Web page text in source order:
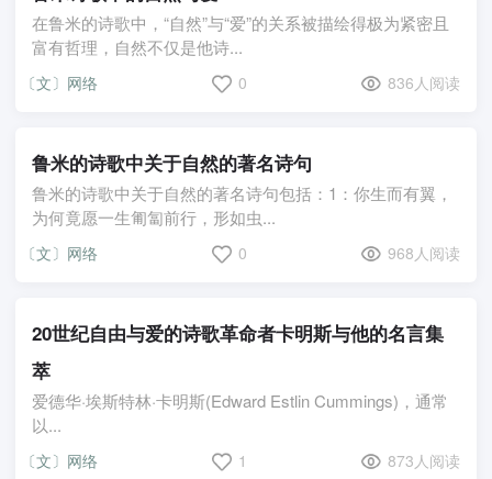
在鲁米的诗歌中，“自然”与“爱”的关系被描绘得极为紧密且
富有哲理，自然不仅是他诗...
〔文〕网络 0 836人阅读
鲁米的诗歌中关于自然的著名诗句
鲁米的诗歌中关于自然的著名诗句包括：1：你生而有翼，
为何竟愿一生匍匐前行，形如虫...
〔文〕网络 0 968人阅读
20世纪自由与爱的诗歌革命者卡明斯与他的名言集
萃
爱德华·埃斯特林·卡明斯(Edward Estlin Cummings)，通常
以...
〔文〕网络 1 873人阅读